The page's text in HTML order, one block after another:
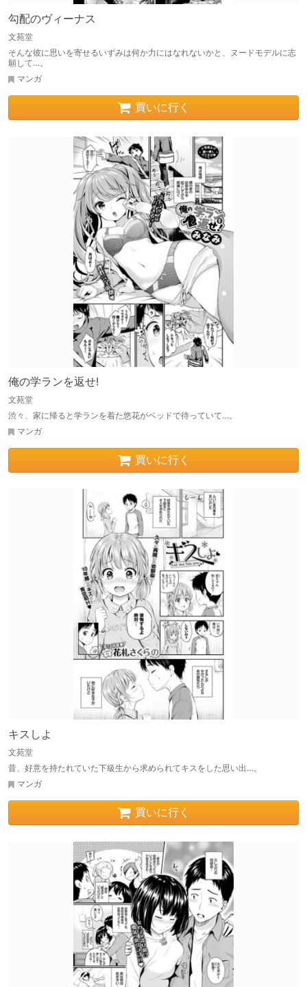
勾配のヴィーナス
文苑堂
そんな彼に思いを寄せるいずみは何か力にはなれないかと、ヌードモデルに志
願して…。
マンガ
買いに行く
俺の学ランを返せ!
文苑堂
渋々、家に帰ると学ランを着た悠花がベッドで待っていて…。
マンガ
買いに行く
キスしよ
文苑堂
昔、好意を持たれていた下級生から求められてキスをした思い出…。
マンガ
買いに行く